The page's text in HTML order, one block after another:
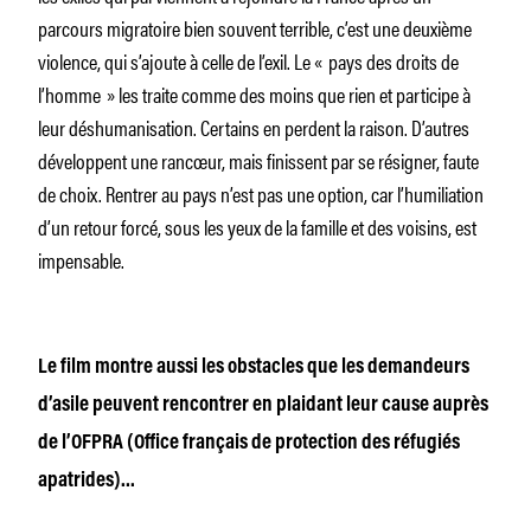
parcours migratoire bien souvent terrible, c’est une deuxième
violence, qui s’ajoute à celle de l’exil. Le « pays des droits de
l’homme » les traite comme des moins que rien et participe à
leur déshumanisation. Certains en perdent la raison. D’autres
développent une rancœur, mais finissent par se résigner, faute
de choix. Rentrer au pays n’est pas une option, car l’humiliation
d’un retour forcé, sous les yeux de la famille et des voisins, est
impensable.
Le film montre aussi les obstacles que les demandeurs
d’asile peuvent rencontrer en plaidant leur cause auprès
de l’OFPRA (Office français de protection des réfugiés
apatrides)…